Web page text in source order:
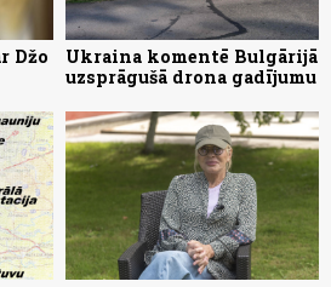
Džo
Ukraina komentē Bulgārijā
uzsprāgušā drona gadījumu